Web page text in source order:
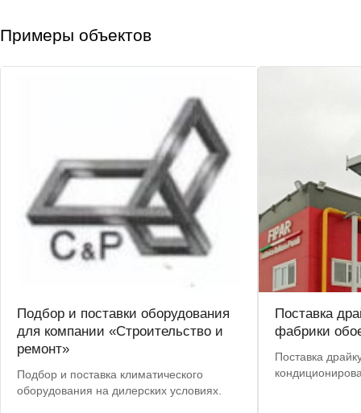
Примеры объектов
Подбор и поставки оборудования
для компании «Строительство и
ремонт»
Подбор и поставка климатического
оборудования на дилерских условиях.
Поставка
фабрики
Поставка